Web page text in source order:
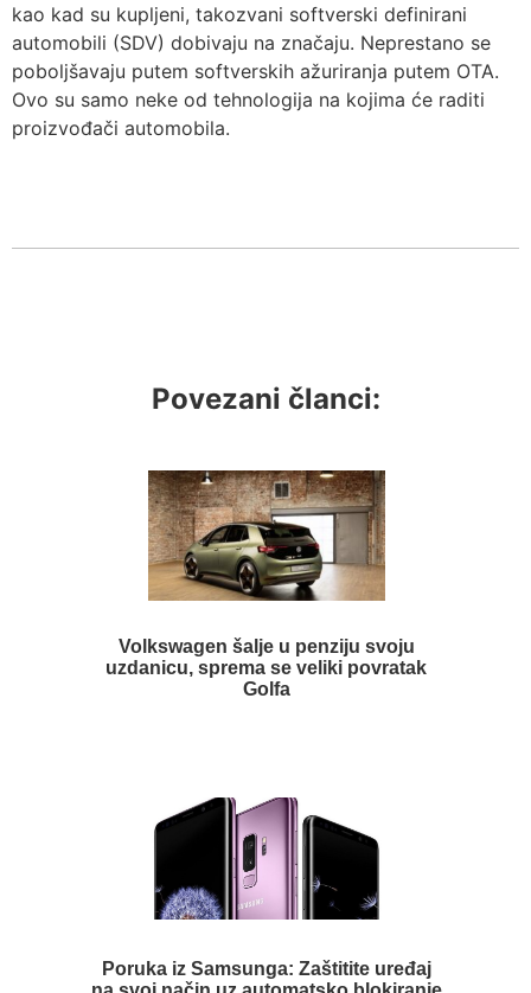
kao kad su kupljeni, takozvani softverski definirani
automobili (SDV) dobivaju na značaju. Neprestano se
poboljšavaju putem softverskih ažuriranja putem OTA.
Ovo su samo neke od tehnologija na kojima će raditi
proizvođači automobila.
Povezani članci:
Volkswagen šalje u penziju svoju
uzdanicu, sprema se veliki povratak
Golfa
Poruka iz Samsunga: Zaštitite uređaj